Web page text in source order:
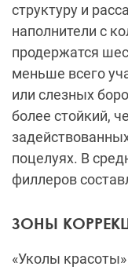
структуру и
наполнители с
продержатся
меньше всего
или слезных
более стойкий,
поцелуях. В
филлеров
ЗОНЫ
«Уколы